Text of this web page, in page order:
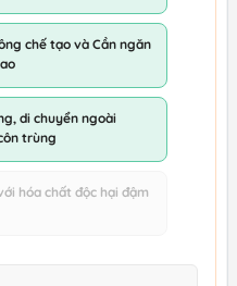
chế tạo và Cần ngăn
di chuyển ngoài
trùng
hóa chất độc hại đậm